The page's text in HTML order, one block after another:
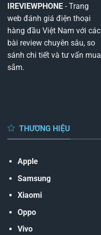
IREVIEWPHONE - Trang
web đánh giá điện thoại
hàng đầu Việt Nam với các
bài review chuyên sâu, so
sánh chi tiết và tư vấn mua
sắm.
THƯƠNG HIỆU
Apple
Samsung
Xiaomi
Oppo
Vivo